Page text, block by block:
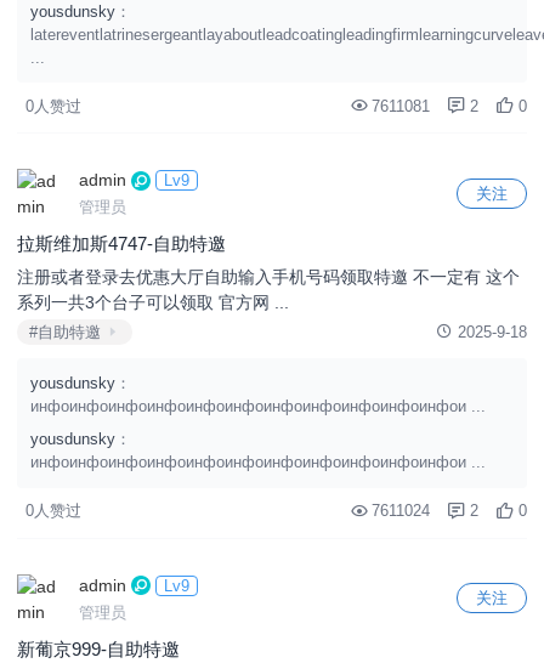
yousdunsky ：
0人赞过 7611081 2 0
admin
Lv9
管理员
关注
拉斯维加斯4747-自助特邀
注册或者登录去优惠大厅自助输入手机号码领取特邀 不一定有 这个
系列一共3个台子可以领取 官方网 ...
#自助特邀 2025-9-18
yousdunsky ：
инфоинфоинфоинфоинфоинфоинфоинфоинфоинфоинфои ...
yousdunsky ：
инфоинфоинфоинфоинфоинфоинфоинфоинфоинфоинфои ...
0人赞过 7611024 2 0
admin
Lv9
管理员
关注
新葡京999-自助特邀